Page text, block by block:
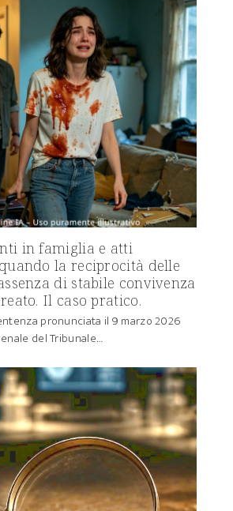
in famiglia e atti
la reciprocità delle
di stabile convivenza
Il caso pratico.
pronunciata il 9 marzo 2026
del Tribunale…